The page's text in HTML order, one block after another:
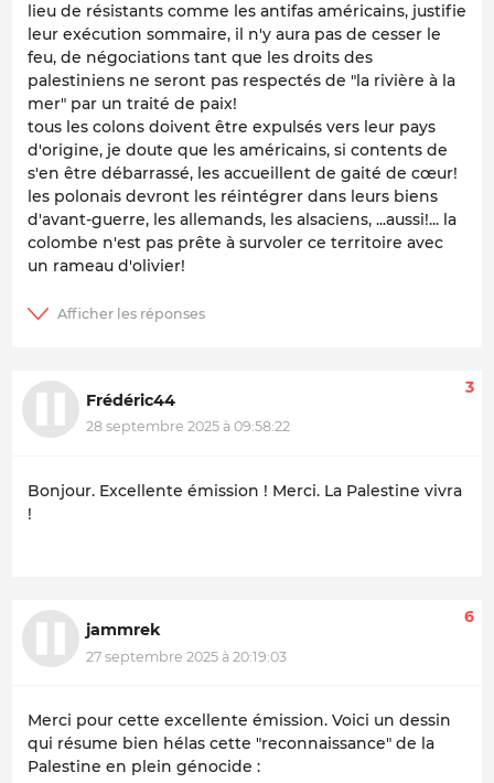
lieu de résistants comme les antifas américains, justifie
leur exécution sommaire, il n'y aura pas de cesser le
feu, de négociations tant que les droits des
palestiniens ne seront pas respectés de "la rivière à la
mer" par un traité de paix!
tous les colons doivent être expulsés vers leur pays
d'origine, je doute que les américains, si contents de
s'en être débarrassé, les accueillent de gaité de cœur!
les polonais devront les réintégrer dans leurs biens
d'avant-guerre, les allemands, les alsaciens, ...aussi!... la
colombe n'est pas prête à survoler ce territoire avec
un rameau d'olivier!
Frédéric44
28 septembre 2025 à 09:58:22
3
Bonjour. Excellente émission ! Merci. La Palestine vivra
!
jammrek
27 septembre 2025 à 20:19:03
6
Merci pour cette excellente émission. Voici un dessin
qui résume bien hélas cette "reconnaissance" de la
Palestine en plein génocide :